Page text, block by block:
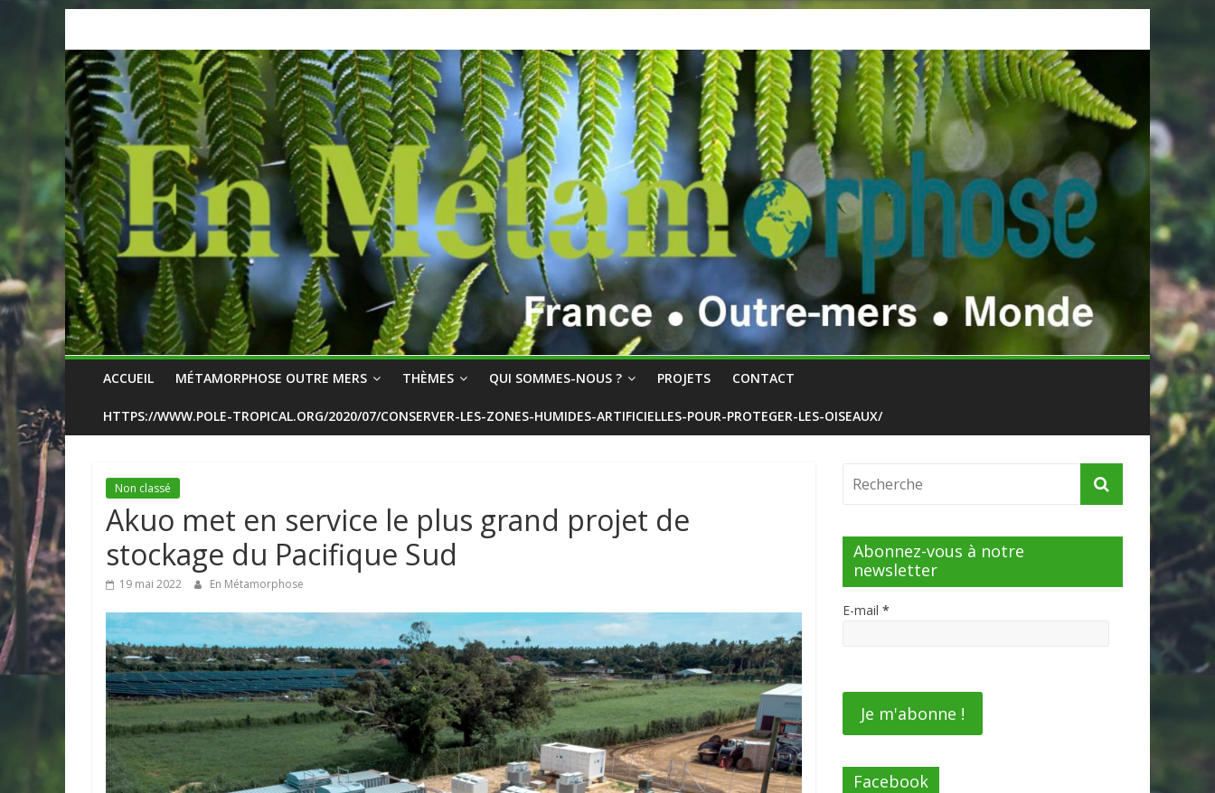
content
ACCUEIL MÉTAMORPHOSE OUTRE MERS THÈMES QUI SOMMES-NOUS ? PROJETS CONTACT
HTTPS://WWW.POLE-TROPICAL.ORG/2020/07/CONSERVER-LES-ZONES-HUMIDES-ARTIFICIELLES-POUR-PROTEGER-LES-OISEAUX/
Non classé
Akuo met en service le plus grand projet de
stockage du Pacifique Sud
19 mai 2022 En Métamorphose
Abonnez-vous à notre
newsletter
E-mail *
Facebook